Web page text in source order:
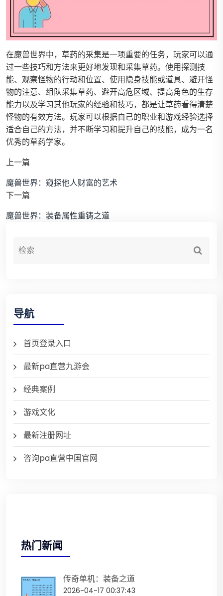
在魔兽世界中，草药的采集是一项重要的任务，玩家可以通
过一些技巧和方法来更好地发现和采集草药。使用探测技
能、观察怪物的行动和位置、使用隐身技能或道具、避开怪
物的注意、组队采集草药、避开高危区域、提高角色的生存
能力以及学习其他玩家的经验和技巧，都是让草药看得清楚
怪物的有效方法。玩家可以根据自己的职业和游戏经验选择
适合自己的方法，并不断学习和提升自己的技能，成为一名
优秀的草药学家。
上一篇
魔兽世界：窥探他人财富的艺术
下一篇
魔兽世界：装备属性重铸之道
导航
首页登录入口
最新pa直营九游会
经典案例
游戏文化
最新注册网址
咨询pa直营中国官网
热门新闻
传奇单机：装备之道
2026-04-17 00:37:43